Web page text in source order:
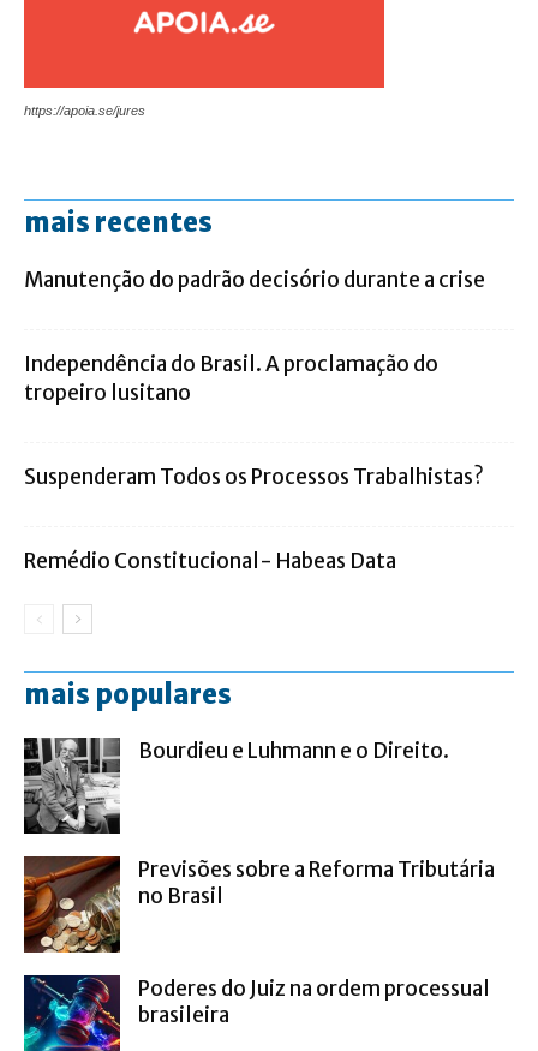
https://apoia.se/jures
mais recentes
Manutenção do padrão decisório durante a crise
Independência do Brasil. A proclamação do
tropeiro lusitano
Suspenderam Todos os Processos Trabalhistas?
Remédio Constitucional- Habeas Data
mais populares
Bourdieu e Luhmann e o Direito.
Previsões sobre a Reforma Tributária
no Brasil
Poderes do Juiz na ordem processual
brasileira